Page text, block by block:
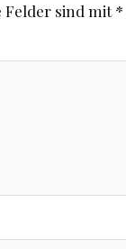
sind mit*